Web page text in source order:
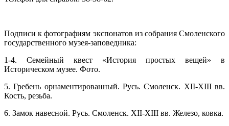
Подписи к фотографиям экспонатов из собрания Смоленского
государственного музея-заповедника:
1-4. Семейный квест «История простых вещей» в
Историческом музее. Фото.
5. Гребень орнаментированный. Русь. Смоленск. XII-XIII вв.
Кость, резьба.
6. Замок навесной. Русь. Смоленск. XII-XIII вв. Железо, ковка.